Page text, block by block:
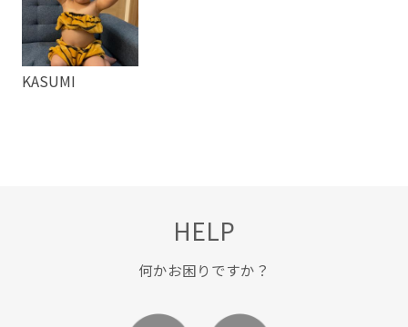
KASUMI
HELP
何かお困りですか？